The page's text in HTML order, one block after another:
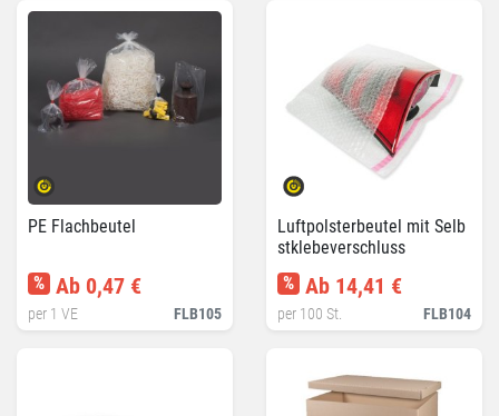
PE Flachbeutel
FLB105
% Ab 0,47 €
per 1 VE
Luftpolsterbeutel mit Selb
stklebeverschluss
FLB104
% Ab 14,41 €
per 100 St.